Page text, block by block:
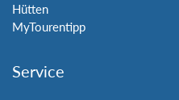
Hütten
MyTourentipp
Service